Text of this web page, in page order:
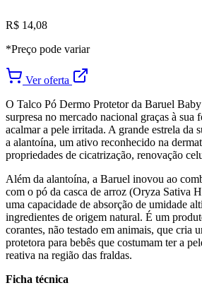
R$ 14,08
*Preço pode variar
Ver oferta
O Talco Pó Dermo Protetor da Baruel
surpresa no mercado nacional graças à sua
acalmar a pele irritada. A grande estrela da
a alantoína, um ativo reconhecido na
propriedades de cicatrização, renovação
Além da alantoína, a Baruel inovou ao
com o pó da casca de arroz (Oryza Sativa
uma capacidade de absorção de umidade
ingredientes de origem natural. É um
corantes, não testado em animais, que cria
protetora para bebês que costumam ter a
reativa na região das fraldas.
Ficha técnica